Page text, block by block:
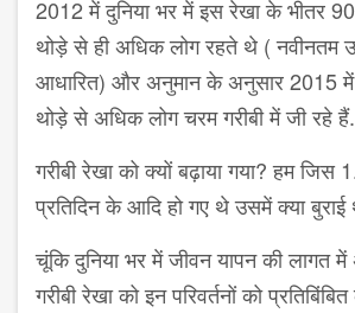
2012में दुनिया भर में इस रेखा के भीतर
थोड़े से ही अधिक लोग रहते थे ( नवीनतम
आधारित) और अनुमान के अनुसार2015में
थोड़े से अधिक लोग चरम गरीबी में जी रहे हैं.
गरीबी रेखा को क्यों बढ़ाया गया?हम जिस
प्रतिदिन के आदि हो गए थे उसमें क्या बुराई
चूंकि दुनिया भर में जीवन यापन की लागत
गरीबी रेखा को इन परिवर्तनों को